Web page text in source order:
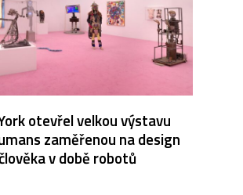
otevřel velkou výstavu
zaměřenou na design
v době robotů